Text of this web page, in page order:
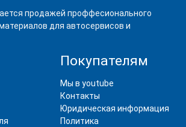
продажей проффесионального
для автосервисов и
Покупателям
Мы в youtube
Контакты
Юридическая информация
Политика